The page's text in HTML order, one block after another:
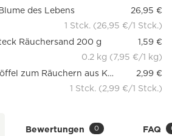
des Lebens
26,95 €
1 Stck. (26,95 €/1 Stck.)
Räuchersand 200 g
1,59 €
0.2 kg (7,95 €/1 kg)
Berk Agnihotra Löffel zum Räuchern aus Kupfer, klein
2,99 €
1 Stck. (2,99 €/1 Stck.)
Bewertungen 0 FAQ